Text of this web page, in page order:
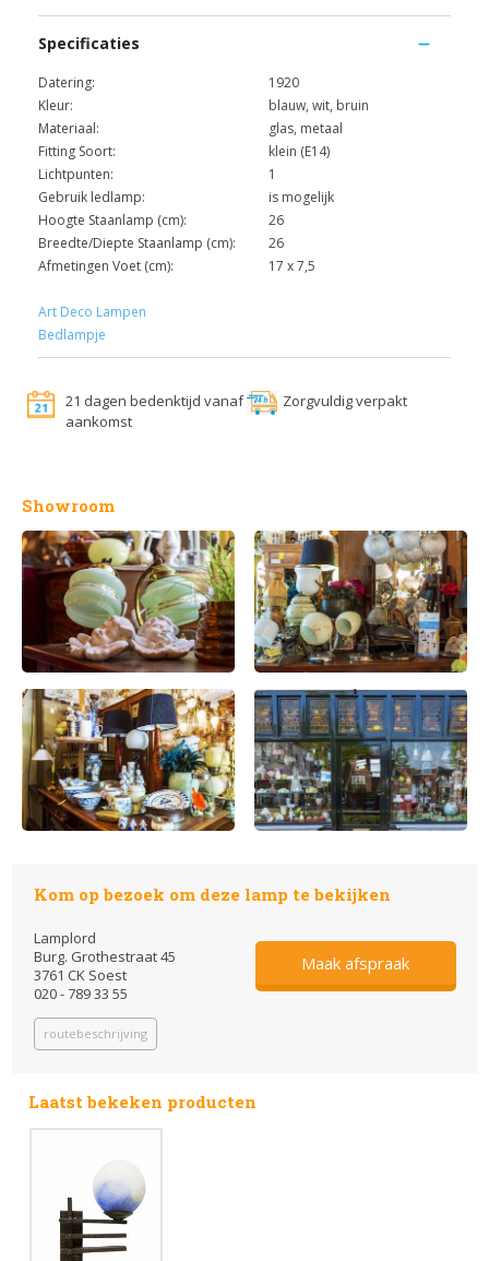
Specificaties
Datering:
1920
Kleur:
blauw, wit, bruin
Materiaal:
glas, metaal
Fitting Soort:
klein (E14)
Lichtpunten:
1
Gebruik ledlamp:
is mogelijk
Hoogte Staanlamp (cm):
26
Breedte/Diepte Staanlamp (cm):
26
Afmetingen Voet (cm):
17 x 7,5
Art Deco Lampen
Bedlampje
21 dagen bedenktijd vanaf
aankomst
Zorgvuldig verpakt
Showroom
Kom op bezoek om deze lamp te bekijken
Lamplord
Burg. Grothestraat 45
3761 CK Soest
020 - 789 33 55
routebeschrijving
Maak afspraak
Laatst bekeken producten